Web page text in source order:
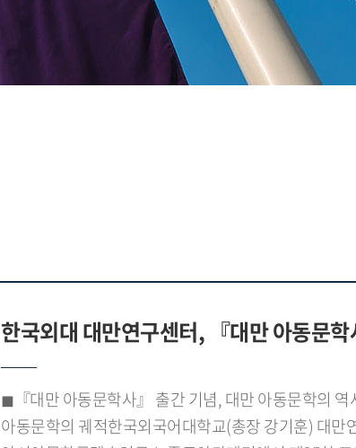
한국외대 대만연구센터, 『대만 아동문
◼『대만 아동문학사』 출간 기념, 대만 아동문학의
아동문학의 궤적한국외국어대학교(총장 강기훈) 대